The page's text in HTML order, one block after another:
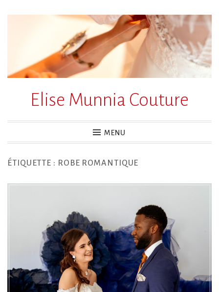
Elise Munnia Couture
MENU
ÉTIQUETTE : ROBE ROMANTIQUE